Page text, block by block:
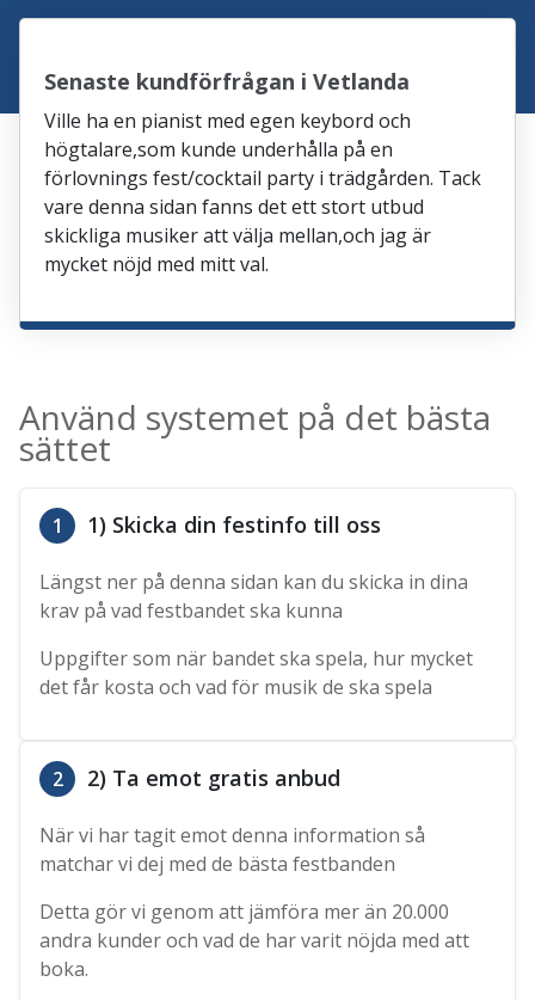
Senaste kundförfrågan i Vetlanda
Ville ha en pianist med egen keybord och
högtalare,som kunde underhålla på en
förlovnings fest/cocktail party i trädgården. Tack
vare denna sidan fanns det ett stort utbud
skickliga musiker att välja mellan,och jag är
mycket nöjd med mitt val.
Använd systemet på det bästa
sättet
1 1) Skicka din festinfo till oss
Längst ner på denna sidan kan du skicka in dina
krav på vad festbandet ska kunna
Uppgifter som när bandet ska spela, hur mycket
det får kosta och vad för musik de ska spela
2 2) Ta emot gratis anbud
När vi har tagit emot denna information så
matchar vi dej med de bästa festbanden
Detta gör vi genom att jämföra mer än 20.000
andra kunder och vad de har varit nöjda med att
boka.